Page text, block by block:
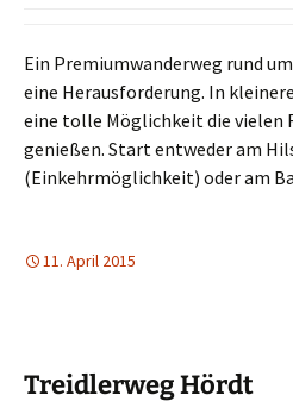
Ein Premiumwanderweg rund
eine Herausforderung. In
eine tolle Möglichkeit die vielen
genießen. Start entweder am
(Einkehrmöglichkeit) oder am
11. April 2015
Treidlerweg Hördt